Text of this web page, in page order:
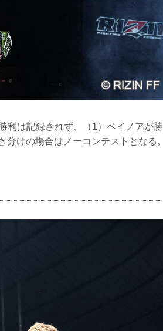
利は記録されず、（1）ベイノアが勝
けの場合はノーコンテストとなる。